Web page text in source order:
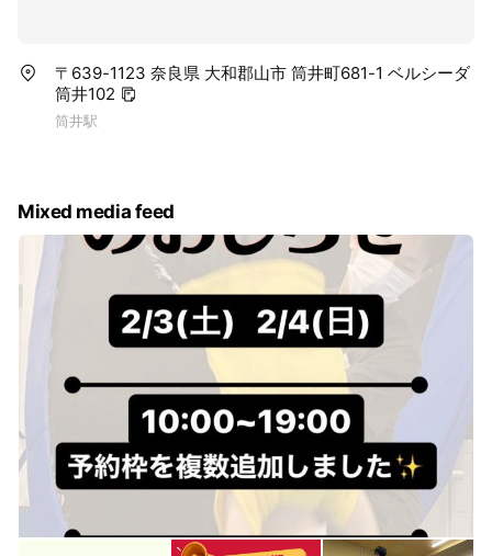
〒639-1123 奈良県 大和郡山市 筒井町681-1 ベルシーダ
筒井102
筒井駅
Mixed media feed